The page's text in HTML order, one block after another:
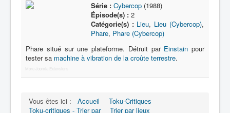
Série : Cybercop(1988)
Épisode(s) :2
Catégorie(s) : Lieu, Lieu (Cybercop),
Phare, Phare (Cybercop)
Phare situé sur une plateforme. Détruit par Einstain pour
tester sa machine à vibration de la croûte terrestre.
More Joomla Extensions
Vous êtes ici : Accueil
Toku-Critiques
Toku-critiques - Trier par
Trier par lieux